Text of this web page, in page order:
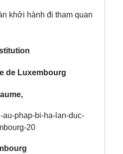
khởi hành đi tham quan
de Luxembourg